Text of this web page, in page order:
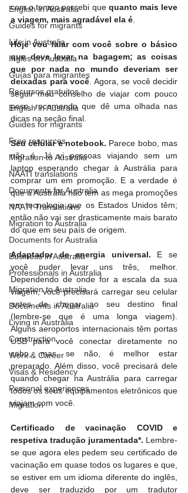
English in Australia
Guides for migrants
Life in Australia
Inglés en Australia
Guías para migrantes
Recursos gratuitos
English in Australia
Guides for migrants
Free resources
Migration to Australia
NAATI translations
Documents for Australia
NAATI Translations
Migration to Australia
Documents for Australia
Business in Australia
Professionals in Australia
Migration to Australia
Documents in Australia
Living in Australia
Construction
Work & Career
Visas & Residency
Personal experiences
Migration
com o tempo percebi que quanto mais leve
a viagem, mais agradável ela é
Hoje vou falar com você sobre o básico
que deve levar na bagagem; as coisas
que por nada no mundo deveriam ser
deixadas para você . Agora, se você decidir
seguir meu conselho de viajar com pouco
peso, recomendo que dê uma olhada nas
dicas na seção final.
Seu celular e notebook. Parece bobo, mas
não é. Já vi pessoas viajando sem um
laptop esperando chegar à Austrália para
comprar um em promoção. E a verdade é
que a Austrália não tem as mega promoções
em tecnologia que os Estados Unidos têm;
então não vai ser drasticamente mais barato
do que em seu país de origem.
Adaptador de energia universal. E se
você puder levar uns três, melhor.
Dependendo de onde for a escala da sua
viagem, você precisará carregar seu celular
antes de chegar ao seu destino final
(lembre-se que é uma longa viagem).
Alguns aeroportos internacionais têm portas
USB para você conectar diretamente no
cabo, mas se não, é melhor estar
preparado. Além disso, você precisará dele
quando chegar na Austrália para carregar
todos os seus equipamentos eletrônicos que
viajam com você.
Certificado de vacinação COVID e
respetiva tradução juramentada*. Lembre-
se que agora eles pedem seu certificado de
vacinação em quase todos os lugares e que,
se estiver em um idioma diferente do inglês,
deve ser traduzido por um tradutor